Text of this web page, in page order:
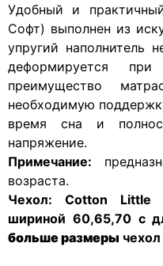
Удобный и
Софт) выполнен из
упругий наполнитель
деформируется при
преимущество
необходимую
время сна и
напряжение.
Примечание:
возраста.
Чехол: Cotton Little
шириной 60,65,70 с
больше размеры